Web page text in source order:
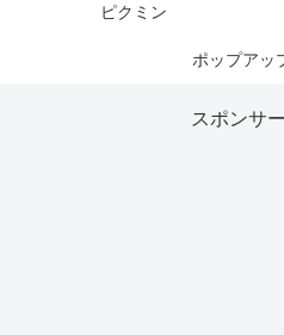
ピクミン
ポップアッ
スポンサ